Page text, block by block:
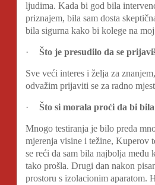
ljudima. Kada bi god bila
priznajem, bila sam dosta
bila sigurna kako bi kolege na
· Što je presudilo da se
Sve veći interes i želja za
odvažim prijaviti se za radno
· Što si morala proći da bi
Mnogo testiranja je bilo preda
mjerenja visine i težine, Kuperov
se reći da sam bila najbolja među
tako prošla. Drugi dan nakon
prostoru s izolacionim aparatom.